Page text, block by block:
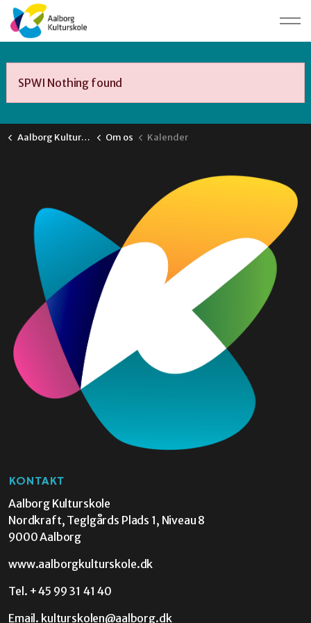
SPWI Nothing found
Aalborg Kulturskole Om os Kalender
KONTAKT
Aalborg Kulturskole
Nordkraft, Teglgårds Plads 1, Niveau 8
9000 Aalborg
www.aalborgkulturskole.dk
Tel. +45 99 31 41 40
Email. kulturskolen@aalborg.dk